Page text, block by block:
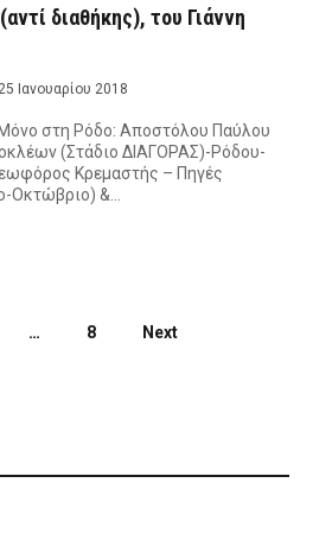
διαθήκης), του Γιάννη
Ιανουαρίου 2018
Μόνο στη Ρόδο: Αποστόλου Παύλου
(Στάδιο ΔΙΑΓΟΡΑΣ)-Ρόδου-
Κρεμαστής – Πηγές
Οκτώβριο) &…
… 8 Next